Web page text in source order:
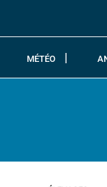
MÉTÉO